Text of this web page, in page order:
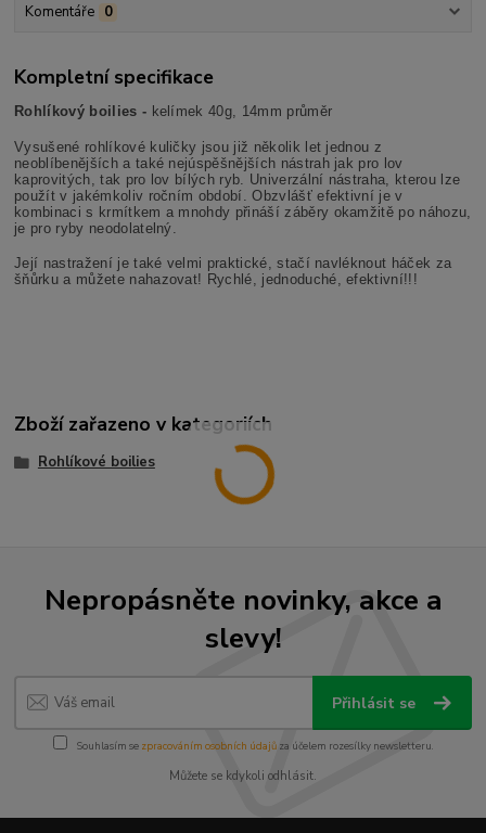
Komentáře 0
Kompletní specifikace
Rohlíkový boilies - kelímek 40g, 14mm průměr
Vysušené rohlíkové kuličky jsou již několik let jednou z
neoblíbenějších a také nejúspěšnějších nástrah jak pro lov
kaprovitých, tak pro lov bílých ryb. Univerzální nástraha, kterou lze
použít v jakémkoliv ročním období. Obzvlášť efektivní je v
kombinaci s krmítkem a mnohdy přináší záběry okamžitě po náhozu,
je pro ryby neodolatelný.
Její nastražení je také velmi praktické, stačí navléknout háček za
šňůrku a můžete nahazovat! Rychlé, jednoduché, efektivní!!!
Zboží zařazeno v kategoriích
Rohlíkové boilies
Nepropásněte novinky, akce a
slevy!
Přihlásit se
Souhlasím se zpracováním osobních údajůza účelem rozesílky newsletteru.
Můžete se kdykoli odhlásit.